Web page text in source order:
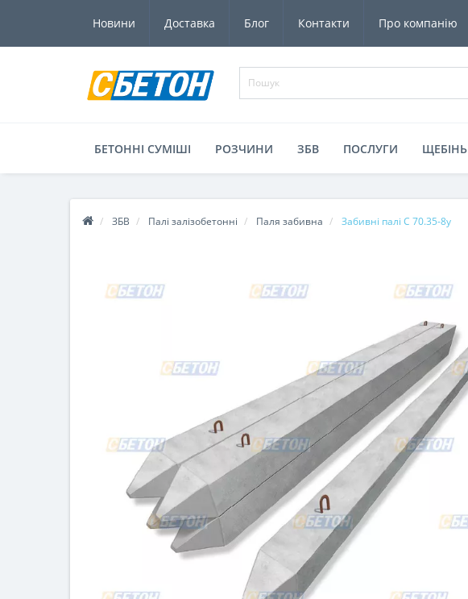
Новини Доставка Блог Контакти Про компанію
БЕТОННІ СУМIШI РОЗЧИНИ ЗБВ ПОСЛУГИ ЩЕБІНЬ
ЗБВ Палі залізобетонні Паля забивна Забивні палі С 70.35-8у